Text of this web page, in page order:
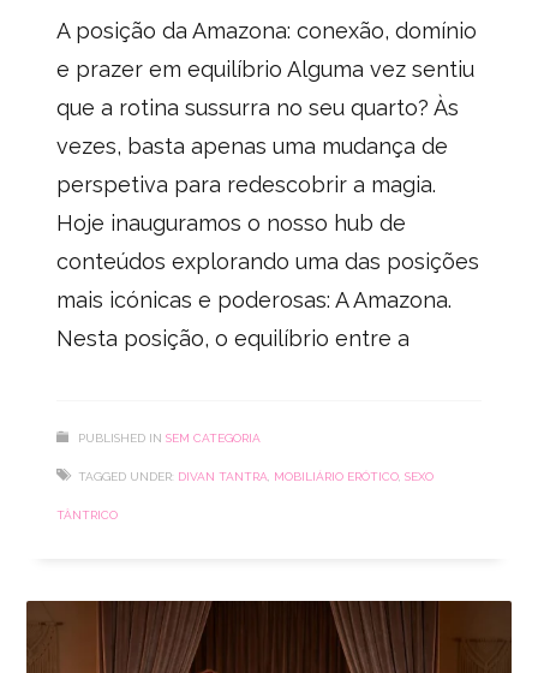
A posição da Amazona: conexão, domínio
e prazer em equilíbrio Alguma vez sentiu
que a rotina sussurra no seu quarto? Às
vezes, basta apenas uma mudança de
perspetiva para redescobrir a magia.
Hoje inauguramos o nosso hub de
conteúdos explorando uma das posições
mais icónicas e poderosas: A Amazona.
Nesta posição, o equilíbrio entre a
PUBLISHED IN SEM CATEGORIA
TAGGED UNDER: DIVAN TANTRA MOBILIÁRIO ERÓTICO ,SEXO
TÂNTRICO